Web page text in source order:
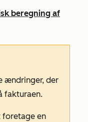
beregning af
ændringer, der
fakturaen.
foretage en